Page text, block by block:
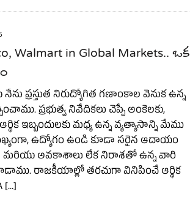
Walmart in Global Markets.. ఒక
ప్రస్తుత నిరుద్యోగిత గణాంకాల వెనుక ఉన్న
ప్రభుత్వ నివేదికలు చెప్పే అంకెలకు,
ఇబ్బందులకు మధ్య ఉన్న వ్యత్యాసాన్ని మేము
ఉద్యోగం ఉండి కూడా సరైన ఆదాయం
మరియు అవకాశాలు లేక నిరాశతో ఉన్న వారి
రాజకీయాల్లో తరచుగా వినిపించే ఆర్థిక
[…]